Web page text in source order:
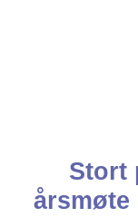
Stort
årsmøte